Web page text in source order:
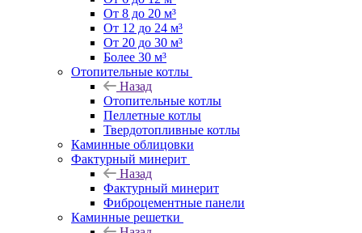
От 8 до 20 м³
От 12 до 24 м³
От 20 до 30 м³
Более 30 м³
Отопительные котлы
Назад
Отопительные котлы
Пеллетные котлы
Твердотопливные котлы
Каминные облицовки
Фактурный минерит
Назад
Фактурный минерит
Фиброцементные панели
Каминные решетки